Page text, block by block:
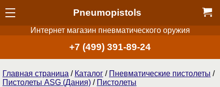
Pneumopistols
Интернет магазин пневматического оружия
+7 (499) 391-89-24
Главная страница / Каталог / Пнев­ма­ти­чес­кие пистолеты /
Пистолеты ASG (Дания) / Пистолеты